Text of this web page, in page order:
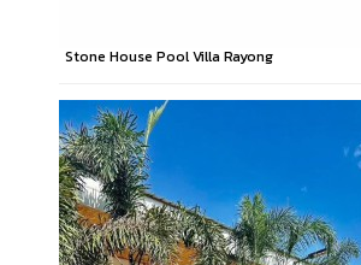
Stone House Pool Villa Rayong